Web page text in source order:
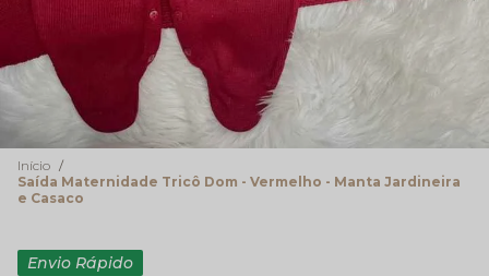
Início
Saída Maternidade Tricô Dom - Vermelho - Manta Jardineira
e Casaco
Envio Rápido